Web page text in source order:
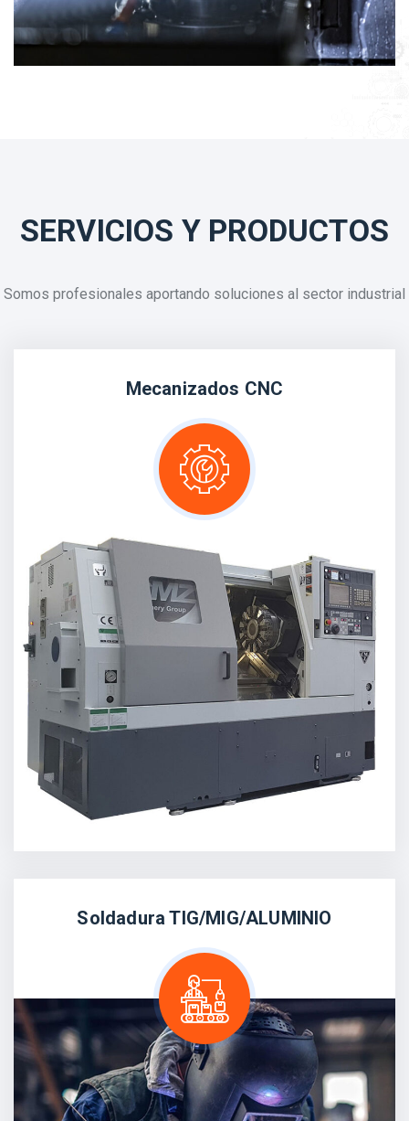
SERVICIOS Y PRODUCTOS
Somos profesionales aportando soluciones al sector industrial
Mecanizados CNC
Soldadura TIG/MIG/ALUMINIO